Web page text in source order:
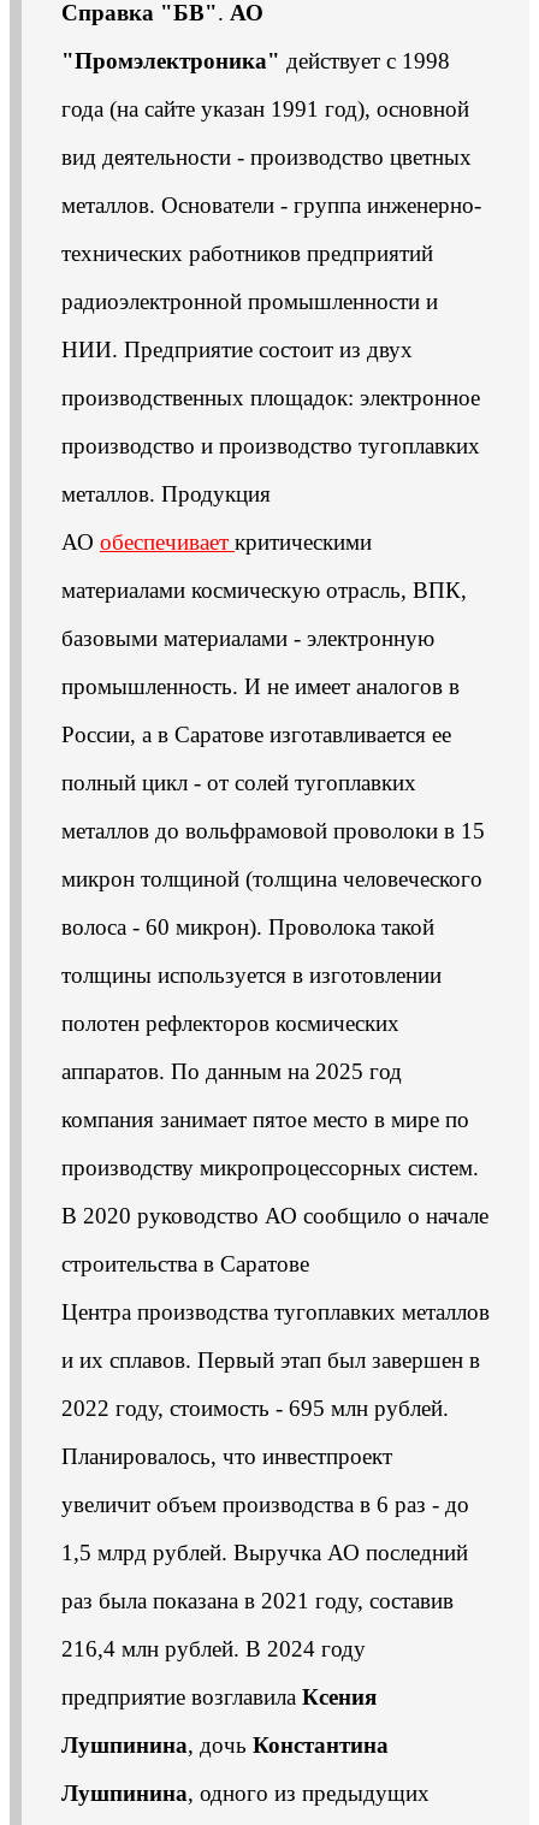
Справка "БВ". АО
"Промэлектроника" действует с 1998
года (на сайте указан 1991 год), основной
вид деятельности - производство цветных
металлов. Основатели - группа инженерно-
технических работников предприятий
радиоэлектронной промышленности и
НИИ. Предприятие состоит из двух
производственных площадок: электронное
производство и производство тугоплавких
металлов. Продукция
АО обеспечивает критическими
материалами космическую отрасль, ВПК,
базовыми материалами - электронную
промышленность. И не имеет аналогов в
России, а в Саратове изготавливается ее
полный цикл - от солей тугоплавких
металлов до вольфрамовой проволоки в 15
микрон толщиной (толщина человеческого
волоса - 60 микрон). Проволока такой
толщины используется в изготовлении
полотен рефлекторов космических
аппаратов. По данным на 2025 год
компания занимает пятое место в мире по
производству микропроцессорных систем.
В 2020 руководство АО сообщило о начале
строительства в Саратове
Центра производства тугоплавких металлов
и их сплавов. Первый этап был завершен в
2022 году, стоимость - 695 млн рублей.
Планировалось, что инвестпроект
увеличит объем производства в 6 раз - до
1,5 млрд рублей. Выручка АО последний
раз была показана в 2021 году, составив
216,4 млн рублей. В 2024 году
предприятие возглавила Ксения
Лушпинина, дочь Константина
Лушпинина, одного из предыдущих